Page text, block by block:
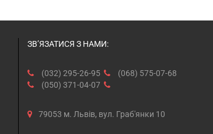
ЗВ’ЯЗАТИСЯ З НАМИ:
(032) 295-26-95
(050) 371-04-07
(068) 575-07-68
79053 м. Львів, вул. Граб'янки 10